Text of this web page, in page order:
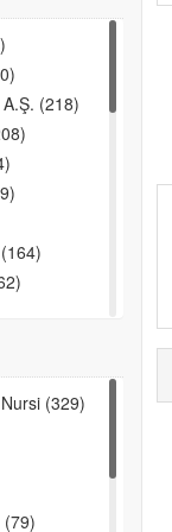
11
(218)
(329)
(79)